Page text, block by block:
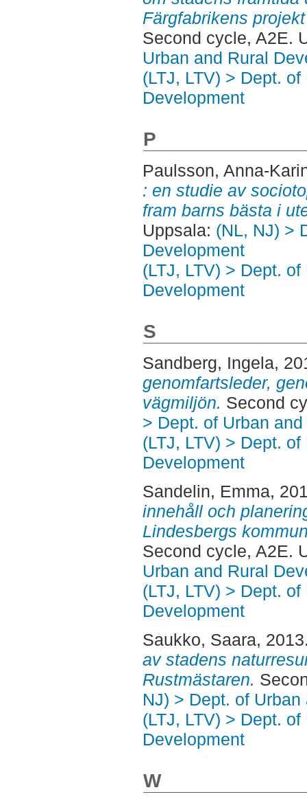
Färgfabrikens
Second cycle, A2E.
Urban and Rural
(LTJ, LTV) > Dept.
Development
P
Paulsson, Anna-
: en studie av
fram barns bästa i
Uppsala: (NL, NJ) >
Development
(LTJ, LTV) > Dept.
Development
S
Sandberg, Ingela,
genomfartsleder,
vägmiljön. Second
> Dept. of Urban
(LTJ, LTV) > Dept.
Development
Sandelin, Emma,
innehåll och
Lindesbergs
Second cycle, A2E.
Urban and Rural
(LTJ, LTV) > Dept.
Development
Saukko, Saara,
av stadens
Rustmästaren.
NJ) > Dept. of
(LTJ, LTV) > Dept.
Development
W